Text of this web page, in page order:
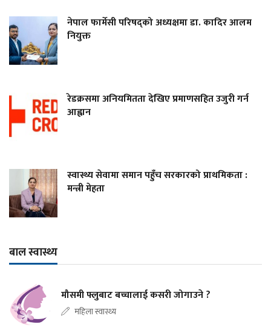
नेपाल फार्मेसी परिषद्को अध्यक्षमा डा. कादिर आलम
नियुक्त
रेडक्रसमा अनियमितता देखिए प्रमाणसहित उजुरी गर्न
आह्वान
स्वास्थ्य सेवामा समान पहुँच सरकारको प्राथमिकता :
मन्त्री मेहता
बाल स्वास्थ्य
मौसमी फ्लुबाट बच्चालाई कसरी जोगाउने ?
महिला स्वास्थ्य